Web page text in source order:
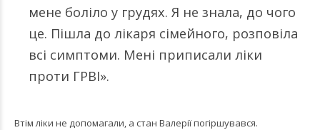
мене боліло у грудях. Я не знала, до чого
це. Пішла до лікаря сімейного, розповіла
всі симптоми. Мені приписали ліки
проти ГРВІ».
Втім ліки не допомагали, а стан Валерії погіршувався.